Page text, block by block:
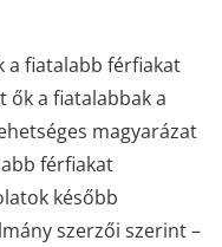
a fiatalabb férfiakat
ők a fiatalabbak a
magyarázat
férfiakat
később
szerzői szerint –